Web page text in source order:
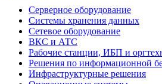
Серверное оборудование
Системы хранения данных
Сетевое оборудование
ВКС и АТС
Рабочие станции, ИБП и
Решения по информационной
Инфраструктурные решения